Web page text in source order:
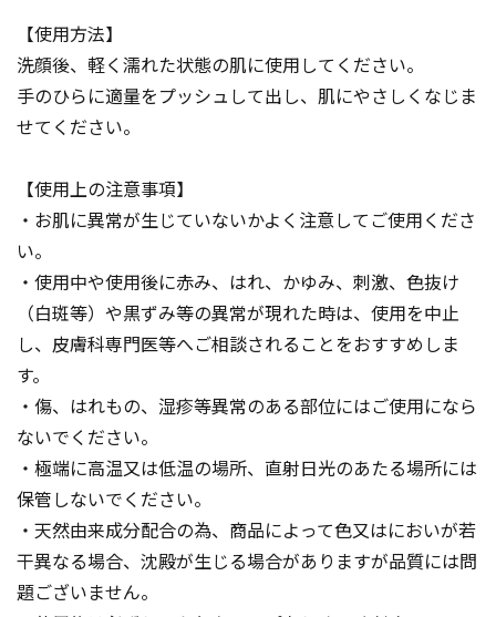
【使用方法】
洗顔後、軽く濡れた状態の肌に使用してください。
手のひらに適量をプッシュして出し、肌にやさしくなじま
せてください。
【使用上の注意事項】
・お肌に異常が生じていないかよく注意してご使用くださ
い。
・使用中や使用後に赤み、はれ、かゆみ、刺激、色抜け
（白斑等）や黒ずみ等の異常が現れた時は、使用を中止
し、皮膚科専門医等へご相談されることをおすすめしま
す。
・傷、はれもの、湿疹等異常のある部位にはご使用になら
ないでください。
・極端に高温又は低温の場所、直射日光のあたる場所には
保管しないでください。
・天然由来成分配合の為、商品によって色又はにおいが若
干異なる場合、沈殿が生じる場合がありますが品質には問
題ございません。